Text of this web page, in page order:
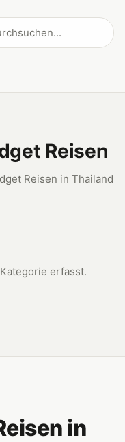
Reisen
Reisen in Thailand
erfasst.
in